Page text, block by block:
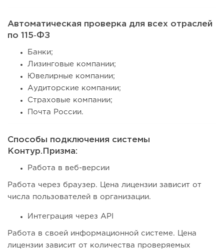
Автоматическая проверка для всех отраслей
по 115‑ФЗ
Банки;
Лизинговые компании;
Ювелирные компании;
Аудиторские компании;
Страховые компании;
Почта России.
Способы подключения системы
Контур.Призма:
Работа в веб-версии
Работа через браузер. Цена лицензии зависит от
числа пользователей в организации.
Интеграция через API
Работа в своей информационной системе. Цена
лицензии зависит от количества проверяемых